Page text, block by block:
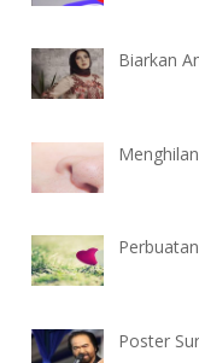
Biarkan
Poster